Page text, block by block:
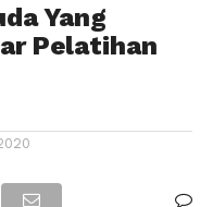
Yang
Pelatihan